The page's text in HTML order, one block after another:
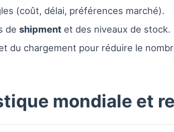
(coût, délai, préférences marché).
de shipment et des niveaux de stock.
du chargement pour réduire le
mondiale et